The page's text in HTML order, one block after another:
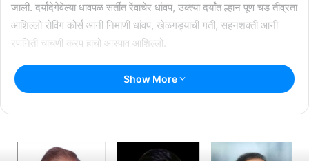
जाली. दर्यादेगेवेल्या धांवपळ सर्तींत रेंवाचेर धांवप, उक्त्या दर्यांत ल्हान पूण चड तीव्रता
आशिल्लो रोविंग कोर्स आनी निमाणी धांवप, खेळगड्यांची गती, सहनशक्ती आनी
रणनिती चांचणी करप हांचो आस्पाव आशिल्लो.
Related Articles
July 13, 2026
Show More